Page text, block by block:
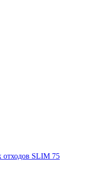
SLIM 75